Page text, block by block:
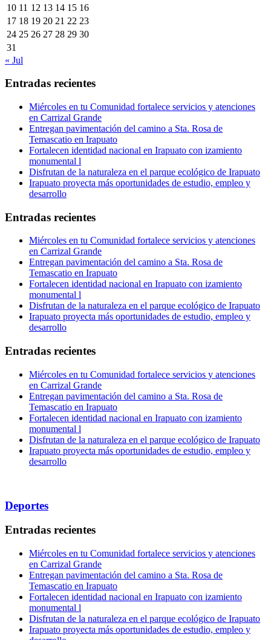
10 11 12 13 14 15 16
17 18 19 20 21 22 23
24 25 26 27 28 29 30
31
« Jul
Entradas recientes
Miércoles en tu Comunidad fortalece servicios y atenciones
en Carrizal Grande
Entregan pavimentación del camino a Sta. Rosa de
Temascatio en Irapuato
Fortalecen identidad nacional en Irapuato con izamiento
monumental l
Disfrutan de la naturaleza en el parque ecológico de Irapuato
Irapuato proyecta más oportunidades de estudio, empleo y
desarrollo
Entradas recientes
Miércoles en tu Comunidad fortalece servicios y atenciones
en Carrizal Grande
Entregan pavimentación del camino a Sta. Rosa de
Temascatio en Irapuato
Fortalecen identidad nacional en Irapuato con izamiento
monumental l
Disfrutan de la naturaleza en el parque ecológico de Irapuato
Irapuato proyecta más oportunidades de estudio, empleo y
desarrollo
Entradas recientes
Miércoles en tu Comunidad fortalece servicios y atenciones
en Carrizal Grande
Entregan pavimentación del camino a Sta. Rosa de
Temascatio en Irapuato
Fortalecen identidad nacional en Irapuato con izamiento
monumental l
Disfrutan de la naturaleza en el parque ecológico de Irapuato
Irapuato proyecta más oportunidades de estudio, empleo y
desarrollo
Deportes
Entradas recientes
Miércoles en tu Comunidad fortalece servicios y atenciones
en Carrizal Grande
Entregan pavimentación del camino a Sta. Rosa de
Temascatio en Irapuato
Fortalecen identidad nacional en Irapuato con izamiento
monumental l
Disfrutan de la naturaleza en el parque ecológico de Irapuato
Irapuato proyecta más oportunidades de estudio, empleo y